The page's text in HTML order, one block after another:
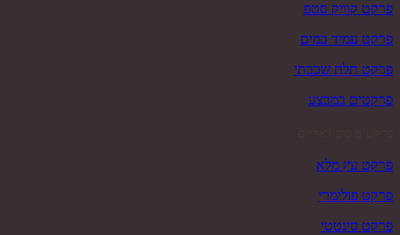
פרקט קוויק סטפ
פרקט עמיד במים
פרקט תלת שכבתי
פרקטים במבצע
פרקט עץ מלא
פרקט פולימרי
פרקט סינטטי